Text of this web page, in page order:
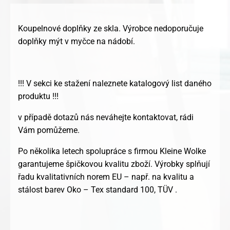
Koupelnové doplňky ze skla. Výrobce nedoporučuje
doplňky mýt v myčce na nádobí.
!!! V sekci ke stažení naleznete katalogový list daného
produktu !!!
v případě dotazů nás neváhejte kontaktovat, rádi
Vám pomůžeme.
Po několika letech spolupráce s firmou Kleine Wolke
garantujeme špičkovou kvalitu zboží. Výrobky splňují
řadu kvalitativních norem EU – např. na kvalitu a
stálost barev Oko – Tex standard 100, TÜV .